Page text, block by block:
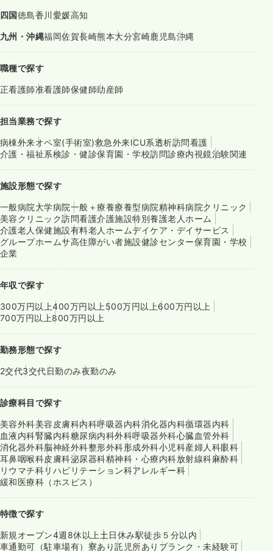
四国徳島香川 愛媛高知
九州・沖縄福岡佐賀長崎熊本大分宮崎鹿児島沖縄
職種で探す
正看護師准看護師保健師助産師
担当業務で探す
病棟外来オペ室(手術室)救急外来ICU系透析訪問看護
介護・福祉系検診・健診保育園・学校訪問診療内視鏡治験関連
施設形態で探す
一般病院大学病院一般＋療養療養型病院精神科病院クリニック
美容クリニック訪問看護介護施設特別養護老人ホーム
介護老人保健施設有料老人ホームデイケア・デイサービス
グループホームサ高住障がい者施設健診センター保育園・学校
企業
年収で探す
300万円以上400万円以上500万円以上600万円以上
700万円以上800万円以上
勤務形態で探す
2交代3交代日勤のみ夜勤のみ
診療科目で探す
美容外科美容皮膚科内科呼吸器内科消化器内科循環器内科
血液内科腎臓内科糖尿病内科外科呼吸器外科心臓血管外科
消化器外科脳神経外科整形外科形成外科小児科産婦人科眼科
耳鼻咽喉科皮膚科泌尿器科精神科・心療内科放射線科麻酔科
リウマチ科リハビリテーション科アレルギー科
緩和医療科（ホスピス）
特徴で探す
新規オープン4週8休以上土日休み駅徒歩５分以内
車通勤可（駐車場有） 寮あり託児所あり ブランク・未経験可